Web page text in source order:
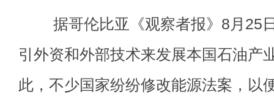
据哥伦比亚《观察者报》8月25
引外资和外部技术来发展本国石油产
此，不少国家纷纷修改能源法案，以